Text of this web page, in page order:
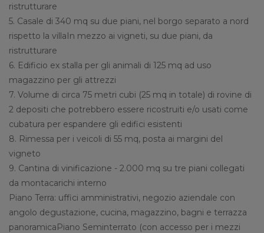
ristrutturare
5. Casale di 340 mq su due piani, nel borgo separato a nord
rispetto la villaIn mezzo ai vigneti, su due piani, da
ristrutturare
6. Edificio ex stalla per gli animali di 125 mq ad uso
magazzino per gli attrezzi
7. Volume di circa 75 metri cubi (25 mq in totale) di rovine di
2 depositi che potrebbero essere ricostruiti e/o usati come
cubatura per espandere gli edifici esistenti
8. Rimessa per i veicoli di 55 mq, posta ai margini del
vigneto
9. Cantina di vinificazione - 2.000 mq su tre piani collegati
da montacarichi interno
Piano Terra: uffici amministrativi, negozio aziendale con
angolo degustazione, cucina, magazzino, bagni e terrazza
panoramicaPiano Seminterrato (con accesso per i mezzi